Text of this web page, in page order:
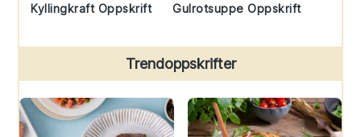
Kyllingkraft Oppskrift Gulrotsuppe Oppskrift
Trendoppskrifter